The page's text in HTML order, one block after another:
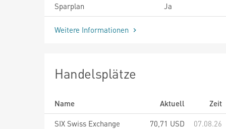
Sparplan
Ja
Weitere Informationen
Handelsplätze
Name Aktuell
Zeit
SIX Swiss Exchange
70,71 USD
07.08.26